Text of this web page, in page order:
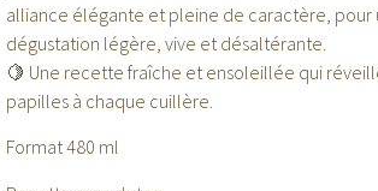
alliance élégante et pleine de caractère, pour
dégustation légère, vive et désaltérante.
🍋 Une recette fraîche et ensoleillée qui
papilles à chaque cuillère.
Format 480 ml